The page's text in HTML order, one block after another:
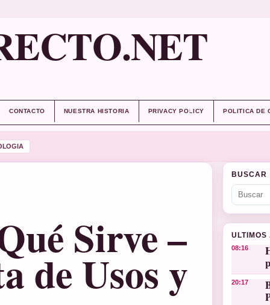
CONTACTO NUESTRA HISTORIA PRIVACY POLICY POLITICA DE
Sirve –
de Usos y
BUSCAR
ULTIMOS
08:16
20:17